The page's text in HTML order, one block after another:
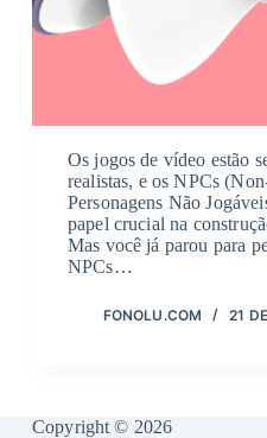
Os jogos de vídeo estão
realistas, e os NPCs
Personagens Não
papel crucial na
Mas você já parou para
NPCs…
FONOLU.COM 21
Copyright © 2026